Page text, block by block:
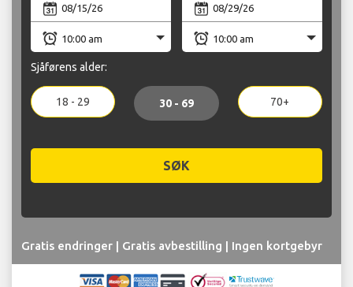
Sjåførens alder:
18 - 29 30 - 69 70+
SØK
Gratis endringer | Gratis avbestilling | Ingen kortgebyr